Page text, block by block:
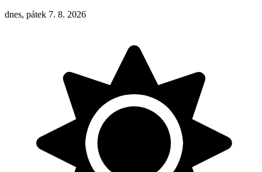
dnes, pátek 7. 8. 2026